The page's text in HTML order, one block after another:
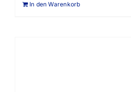
In den Warenkorb